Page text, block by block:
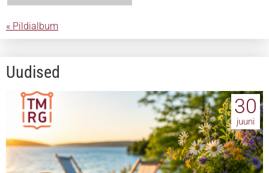
« Pildialbum
Uudised
30
juuni